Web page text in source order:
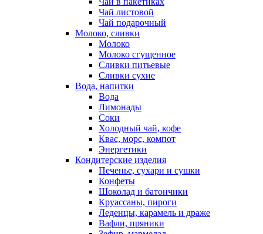
Чай листовой
Чай подарочный
Молоко, сливки
Молоко
Молоко сгущенное
Сливки питьевые
Сливки сухие
Вода, напитки
Вода
Лимонады
Соки
Холодный чай, кофе
Квас, морс, компот
Энергетики
Кондитерские изделия
Печенье, сухари и сушки
Конфеты
Шоколад и батончики
Круассаны, пироги
Леденцы, карамель и драже
Вафли, пряники